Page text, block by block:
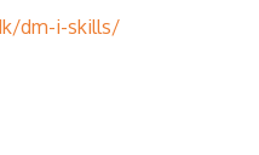
dm-i-skills/